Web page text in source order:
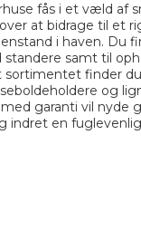
fås i et væld af
at bidrage til et
i haven. Du
standere samt til
sortimentet finder
og
garanti vil nyde
indret en